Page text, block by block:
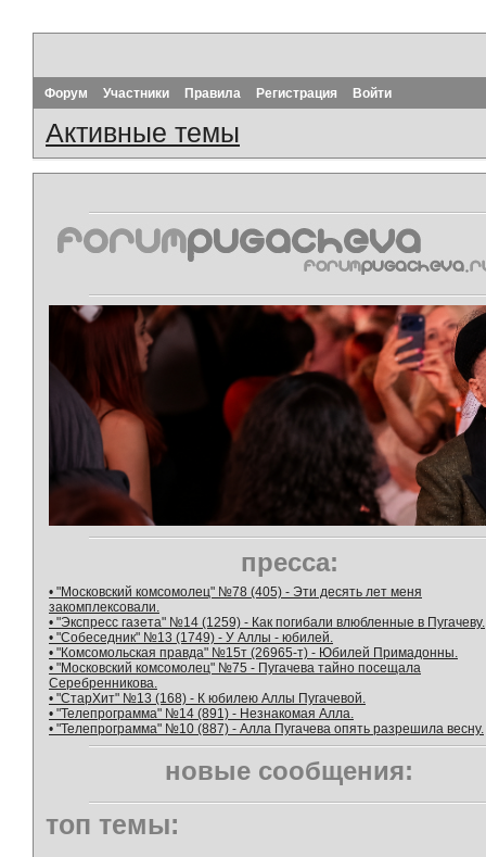
Форум Участники Правила Регистрация Войти
Активные темы
пресса:
• "Московский комсомолец" №78 (405) - Эти десять лет меня
закомплексовали.
• "Экспресс газета" №14 (1259) - Как погибали влюбленные в Пугачеву.
• "Собеседник" №13 (1749) - У Аллы - юбилей.
• "Комсомольская правда" №15т (26965-т) - Юбилей Примадонны.
• "Московский комсомолец" №75 - Пугачева тайно посещала
Серебренникова.
• "СтарХит" №13 (168) - К юбилею Аллы Пугачевой.
• "Телепрограмма" №14 (891) - Незнакомая Алла.
• "Телепрограмма" №10 (887) - Алла Пугачева опять разрешила весну.
новые сообщения:
топ темы: